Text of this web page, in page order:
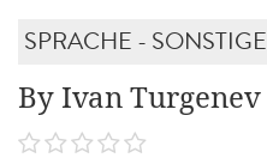
SPRACHE - SONSTIGE
By Ivan Turgenev